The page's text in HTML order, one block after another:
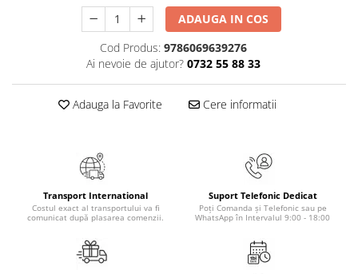
Crime, Thriller, Mistery
Literatura Romana
Literatura Universala
Poezie
Romane de dragoste, Carti
Senzatii/Erotic
Senzatii/Suspans
Senzatii/Thriller
SF & Fantasy
ADAUGA IN COS
Cod Produs: 9786069639276
Ai nevoie de ajutor? 0732 55 88 33
Adauga la Favorite Cere informatii
Transport International
Costul exact al transportului va fi
comunicat după plasarea comenzii.
Suport Telefonic Dedicat
Poți Comanda și Telefonic sau pe
WhatsApp în Intervalul 9:00 - 18:00